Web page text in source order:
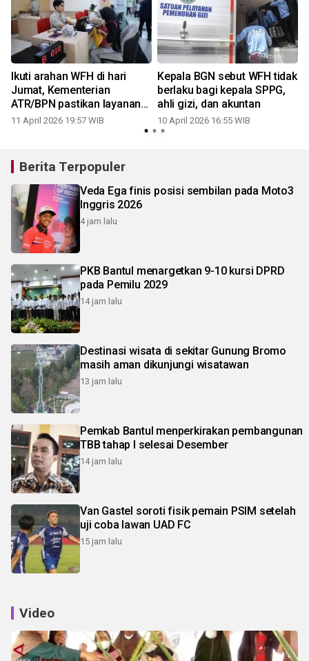
Ikuti arahan WFH di hari
Jumat, Kementerian
ATR/BPN pastikan layanan
pertanahan tetap berjalan
11 April 2026 19:57 WIB
Kepala BGN sebut WFH tidak
berlaku bagi kepala SPPG,
ahli gizi, dan akuntan
10 April 2026 16:55 WIB
Berita Terpopuler
Veda Ega finis posisi sembilan pada Moto3
Inggris 2026
4 jam lalu
PKB Bantul menargetkan 9-10 kursi DPRD
pada Pemilu 2029
14 jam lalu
Destinasi wisata di sekitar Gunung Bromo
masih aman dikunjungi wisatawan
13 jam lalu
Pemkab Bantul menperkirakan pembangunan
TBB tahap I selesai Desember
14 jam lalu
Van Gastel soroti fisik pemain PSIM setelah
uji coba lawan UAD FC
15 jam lalu
Video